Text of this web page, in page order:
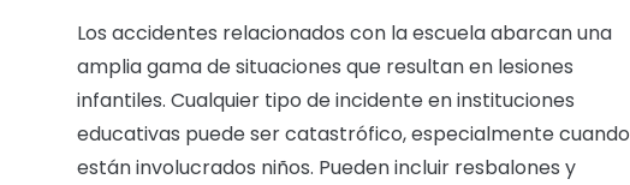
Los accidentes relacionados con la escuela abarcan una
amplia gama de situaciones que resultan en lesiones
infantiles. Cualquier tipo de incidente en instituciones
educativas puede ser catastrófico, especialmente cuando
están involucrados niños. Pueden incluir resbalones y